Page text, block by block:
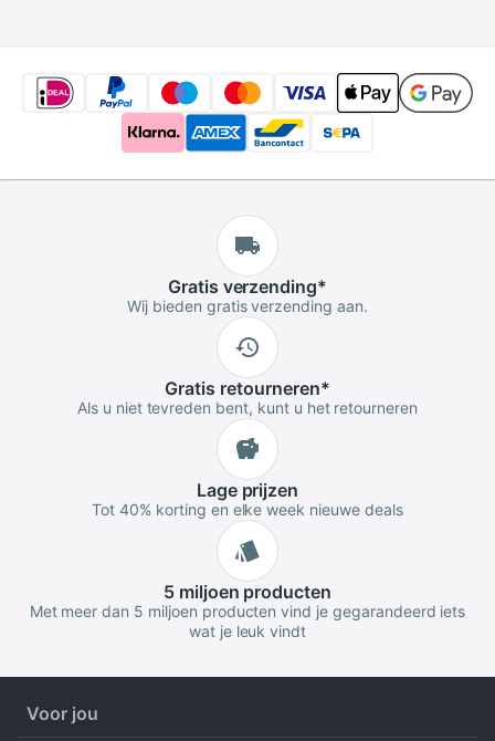
Gratis verzending*
Wij bieden gratis verzending aan.
Gratis retourneren*
Als u niet tevreden bent, kunt u het retourneren
Lageprijzen
Tot 40% korting en elke week nieuwe deals
5 miljoen producten
Met meer dan 5 miljoen producten vind je gegarandeerd iets
wat je leuk vindt
Voor jou